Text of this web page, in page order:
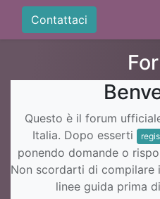
Contattaci
Questo è il forum
Italia. Dopo esserti
ponendo domande o
Non scordarti di
linee guida prima